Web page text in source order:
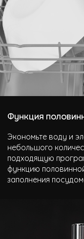
Функция
Экономьте воду и
небольшого
подходящую
функцию
заполнения